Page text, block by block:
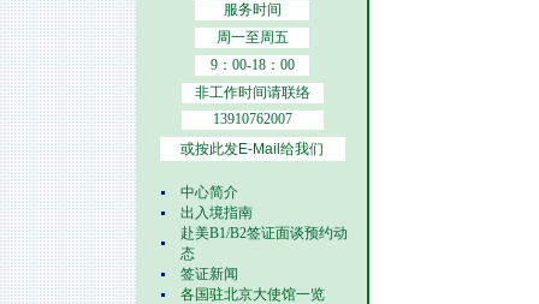
服务时间
周一至周五
9：00-18：00
非工作时间请联络
13910762007
或按此发E-Mail给我们
中心简介
出入境指南
赴美B1/B2签证面谈预约动
态
签证新闻
各国驻北京大使馆一览